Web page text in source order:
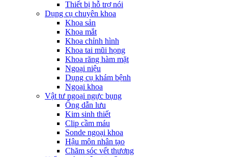
Thiết bị hỗ trợ nói
Dụng cụ chuyên khoa
Khoa sản
Khoa mắt
Khoa chỉnh hình
Khoa tai mũi họng
Khoa răng hàm mặt
Ngoại niệu
Dụng cụ khám bệnh
Ngoại khoa
Vật tư ngoại ngực bụng
Ống dẫn lưu
Kim sinh thiết
Clip cầm máu
Sonde ngoại khoa
Hậu môn nhân tạo
Chăm sóc vết thương